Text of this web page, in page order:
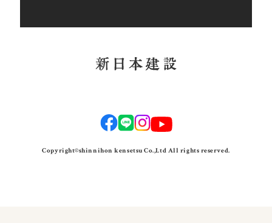
Copyright©shinnihon kensetsu Co.,Ltd All rights reserved.